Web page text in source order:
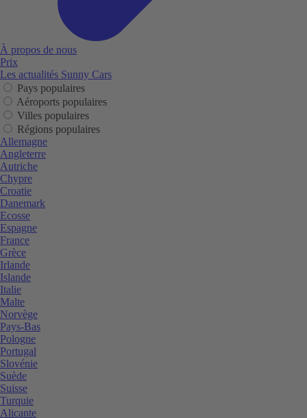
À propos de nous
Prix
Les actualités Sunny Cars
Pays populaires
Aéroports populaires
Villes populaires
Régions populaires
Allemagne
Angleterre
Autriche
Chypre
Croatie
Danemark
Ecosse
Espagne
France
Grèce
Irlande
Islande
Italie
Malte
Norvège
Pays-Bas
Pologne
Portugal
Slovénie
Suède
Suisse
Turquie
Alicante